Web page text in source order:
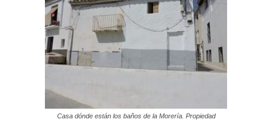
Casa dónde están los baños de la Morería. Propiedad